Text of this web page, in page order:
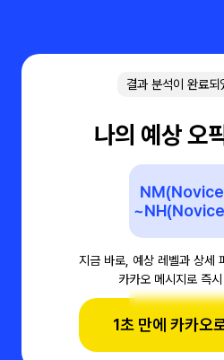
결과 분석이 완료되
나의 예상 오
지금 바로, 예상 레벨과 상세
카카오 메시지로 즉
1초 만에 카카오